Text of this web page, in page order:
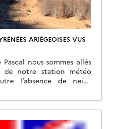
ARIÉGEOISES VUS
nous sommes allés
de notre station météo
l’absence de neige
versant d’en face était
donnait au paysage un
n’était pas terminé car
à fumer. D’après un